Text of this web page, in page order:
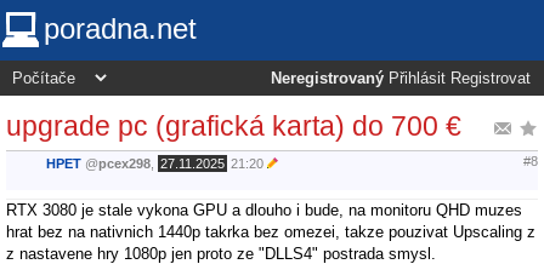
poradna.net
Neregistrovaný Přihlásit Registrovat
upgrade pc (grafická karta) do 700 €
HPET @pcex298 27.11.2025 21:20 #8
RTX 3080 je stale vykona GPU a dlouho i bude, na monitoru QHD muzes
hrat bez na nativnich 1440p takrka bez omezei, takze pouzivat Upscaling z
z nastavene hry 1080p jen proto ze "DLLS4" postrada smysl.